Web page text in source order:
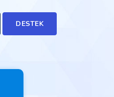
DESTEK